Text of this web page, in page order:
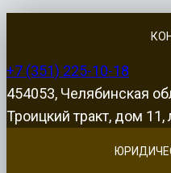
+7 (351) 225-10-18
454053, Челябинская
Троицкий тракт, дом